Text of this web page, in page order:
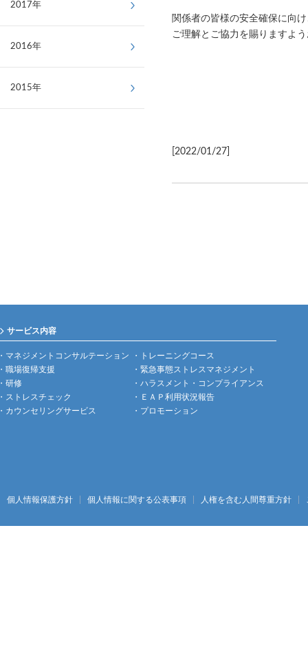
関係者の皆様の安全確保に向
ご理解とご協力を賜りますよ
[2022/01/27]
2017年
2016年
2015年
サービス内容
マネジメントコンサルテーション
トレーニングコース
職場復帰支援
緊急事態ストレスマネジメント
研修
ハラスメント・コンプライアンス
ストレスチェック
ＥＡＰ利用状況報告
カウンセリングサービス
プロモーション
個人情報保護方針 個人情報に関する公表事項 人権を含む人間尊重方針